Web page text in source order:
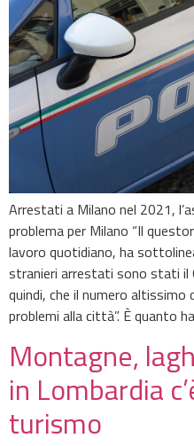
Arrestati a Milano nel 2021,
problema per Milano “Il
lavoro quotidiano, ha
stranieri arrestati sono stati il
quindi, che il numero altissimo
problemi alla città”. È quanto
Montagne,
in Lombardia
turismo